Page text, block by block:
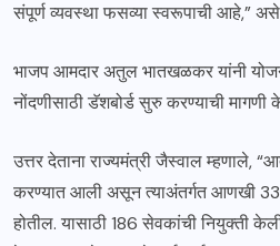
संपूर्ण व्यवस्था फसव्या स्वरूपाची आहे,”
भाजप आमदार अतुल भातखळकर यांनी
नोंदणीसाठी डॅशबोर्ड सुरु करण्याची मागणी
उत्तर देताना राज्यमंत्री जैस्वाल म्हणाले,
करण्यात आली असून त्याअंतर्गत आणखी
होतील. यासाठी 186 सेवकांची नियुक्ती